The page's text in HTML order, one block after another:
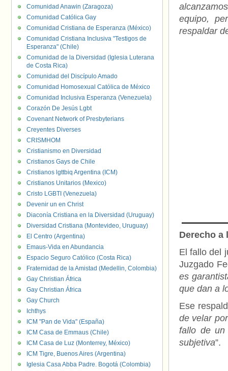
equipo,
respaldar
Derecho a
El fallo del
Juzgado
es
que dan a
Ese
de velar
fallo de un
subjetiva”.
Comunidad Anawin (Zaragoza)
Comunidad Católica Gay
Comunidad Cristiana de Esperanza (México)
Comunidad Cristiana Inclusiva "Testigos de
Esperanza" (Chile)
Comunidad de la Diversidad (Iglesia Luterana
de Costa Rica)
Comunidad del Discípulo Amado
Comunidad Homosexual Católica de México
Comunidad Inclusiva Esperanza (Venezuela)
Corazón De Jesús Lgbt
Covenant Network of Presbyterians
Creyentes Diverses
CRISMHOM
Cristianismo en Diversidad
Cristianos Gays de Chile
Cristianos lgttbiq Argentina (ICM)
Cristianos Unitarios (Mexico)
Cristo LGBTI (Venezuela)
Devenir un en Christ
Diaconía Cristiana en la Diversidad (Uruguay)
Diversidad Cristiana (Montevideo, Uruguay)
El Centro (Argentina)
Emaus-Vida en Abundancia
Espacio Seguro Católico (Costa Rica)
Fraternidad de la Amistad (Medellin, Colombia)
Gay Christian África
Gay Christian África
Gay Church
Ichthys
ICM "Pan de Vida" (España)
ICM Casa de Emmaus (Chile)
ICM Casa de Luz (Monterrey, México)
ICM Tigre, Buenos Aires (Argentina)
Iglesia Casa Abba Padre. Bogotá (Colombia)